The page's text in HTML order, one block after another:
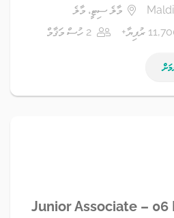
މާލެ ސިޓީ، މާލެ
ރުފިޔާ+ 2 ހުސް މަޤާމް
Junior Associate –